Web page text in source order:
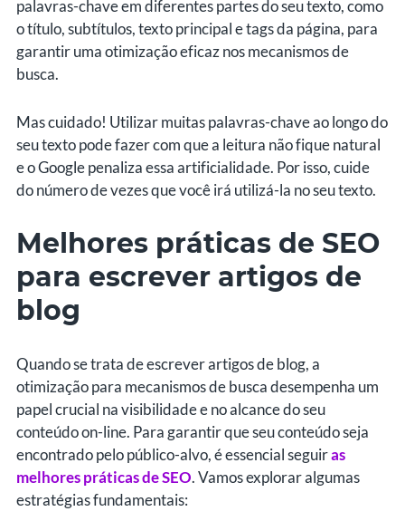
palavras-chave em diferentes partes do seu texto, como
o título, subtítulos, texto principal e tags da página, para
garantir uma otimização eficaz nos mecanismos de
busca.
Mas cuidado! Utilizar muitas palavras-chave ao longo do
seu texto pode fazer com que a leitura não fique natural
e o Google penaliza essa artificialidade. Por isso, cuide
do número de vezes que você irá utilizá-la no seu texto.
Melhores práticas de SEO
para escrever artigos de
blog
Quando se trata de escrever artigos de blog, a
otimização para mecanismos de busca desempenha um
papel crucial na visibilidade e no alcance do seu
conteúdo on-line. Para garantir que seu conteúdo seja
encontrado pelo público-alvo, é essencial seguiras
melhores práticas de SEO. Vamos explorar algumas
estratégias fundamentais: